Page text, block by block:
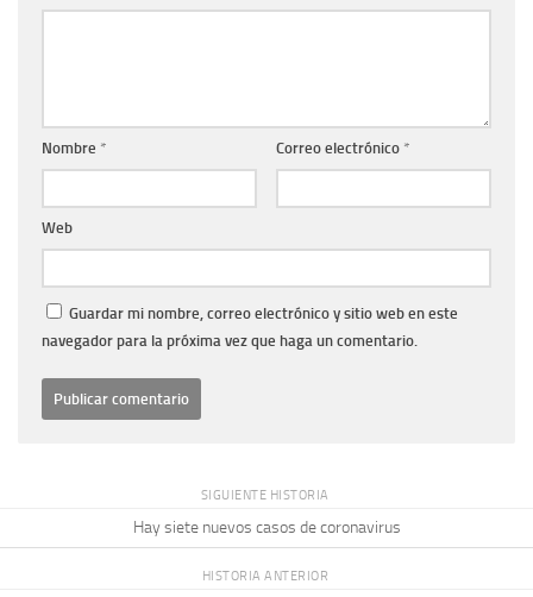
Nombre * Correo electrónico *
Web
Guardar mi nombre, correo electrónico y sitio web en este
navegador para la próxima vez que haga un comentario.
SIGUIENTE HISTORIA
Hay siete nuevos casos de coronavirus
HISTORIA ANTERIOR